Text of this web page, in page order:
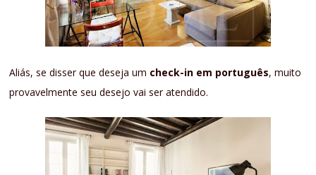
Aliás, se disser que deseja um check-in em português, muito
provavelmente seu desejo vai ser atendido.